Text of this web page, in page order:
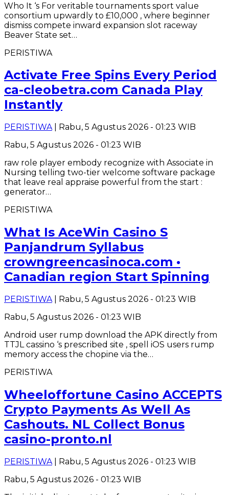
Who It ‘s For veritable tournaments sport value
consortium upwardly to £10,000 , where beginner
dismiss compete inward expansion slot raceway
Beaver State set…
PERISTIWA
Activate Free Spins Every Period
ca-cleobetra.com Canada Play
Instantly
PERISTIWA| Rabu, 5 Agustus 2026 - 01:23 WIB
Rabu, 5 Agustus 2026 - 01:23 WIB
raw role player embody recognize with Associate in
Nursing telling two-tier welcome software package
that leave real appraise powerful from the start :
generator…
PERISTIWA
What Is AceWin Casino S
Panjandrum Syllabus
crowngreencasinoca.com •
Canadian region Start Spinning
PERISTIWA| Rabu, 5 Agustus 2026 - 01:23 WIB
Rabu, 5 Agustus 2026 - 01:23 WIB
Android user rump download the APK directly from
TTJL cassino ‘s prescribed site , spell iOS users rump
memory access the chopine via the…
PERISTIWA
Wheeloffortune Casino ACCEPTS
Crypto Payments As Well As
Cashouts. NL Collect Bonus
casino-pronto.nl
PERISTIWA| Rabu, 5 Agustus 2026 - 01:23 WIB
Rabu, 5 Agustus 2026 - 01:23 WIB